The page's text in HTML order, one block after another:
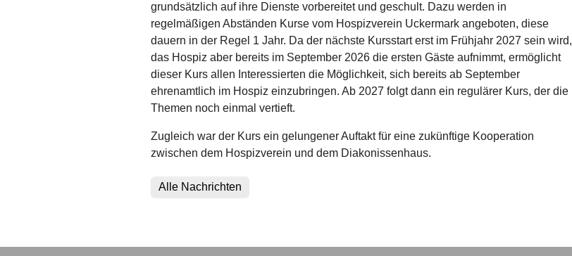
grundsätzlich auf ihre Dienste vorbereitet und geschult. Dazu werden in
regelmäßigen Abständen Kurse vom Hospizverein Uckermark angeboten, diese
dauern in der Regel 1 Jahr. Da der nächste Kursstart erst im Frühjahr 2027 sein wird,
das Hospiz aber bereits im September 2026 die ersten Gäste aufnimmt, ermöglicht
dieser Kurs allen Interessierten die Möglichkeit, sich bereits ab September
ehrenamtlich im Hospiz einzubringen. Ab 2027 folgt dann ein regulärer Kurs, der die
Themen noch einmal vertieft.
Zugleich war der Kurs ein gelungener Auftakt für eine zukünftige Kooperation
zwischen dem Hospizverein und dem Diakonissenhaus.
Alle Nachrichten